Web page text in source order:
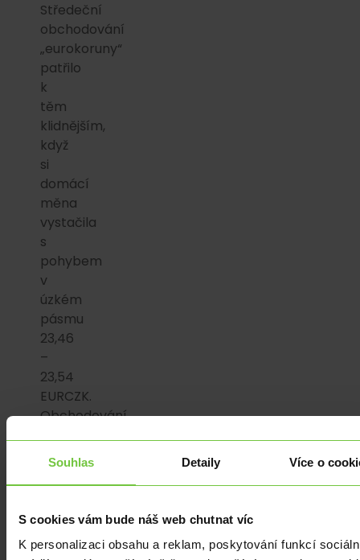
Souhlas Detaily Více o
S cookies vám bude náš web chutnat víc
K personalizaci obsahu a reklam, poskytování funkcí
Středeční
obchodování
„eurokoruny“
patřilo
k
těm
klidnějším,
když
si
domácí
měna
vystačila
s
pohybem
v
úzkém
pásmu
23,46
–
23,54
EURCZK.
Obchodování
regionálních
odehrávalo
podobném